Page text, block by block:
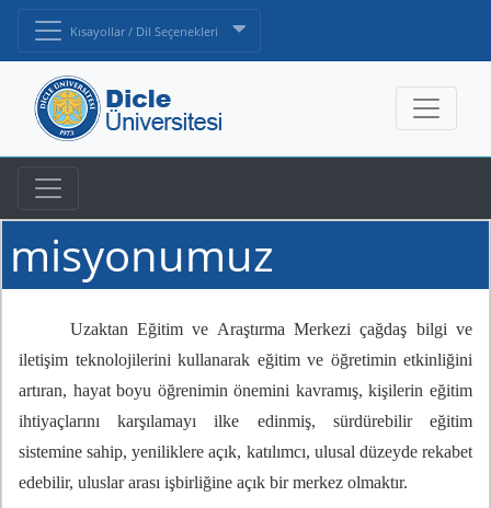
Kısayollar / Dil Seçenekleri
misyonumuz
Uzaktan Eğitim ve Araştırma Merkezi çağdaş bilgi ve
iletişim teknolojilerini kullanarak eğitim ve öğretimin etkinliğini
artıran, hayat boyu öğrenimin önemini kavramış, kişilerin eğitim
ihtiyaçlarını karşılamayı ilke edinmiş, sürdürebilir eğitim
sistemine sahip, yeniliklere açık, katılımcı, ulusal düzeyde rekabet
edebilir, uluslar arası işbirliğine açık bir merkez olmaktır.